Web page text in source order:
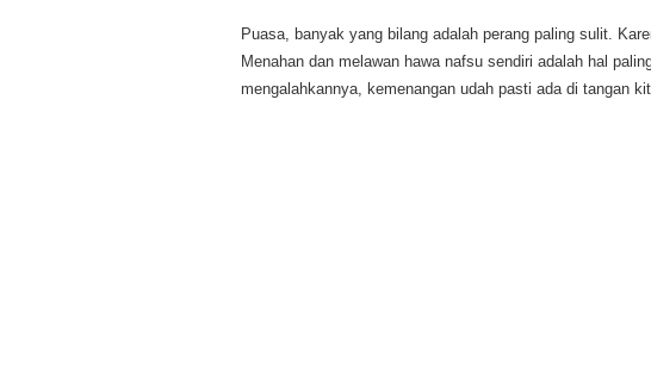
Puasa, banyak yang bilang adalah perang paling sulit.
Menahan dan melawan hawa nafsu sendiri adalah hal
mengalahkannya, kemenangan udah pasti ada di tangan